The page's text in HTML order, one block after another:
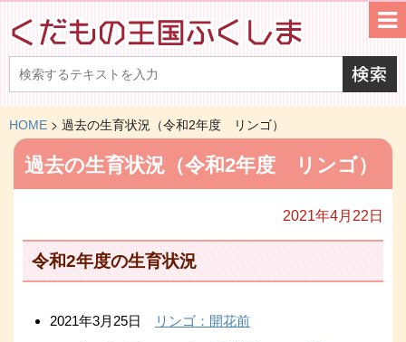
HOME > 過去の生育状況（令和2年度 リンゴ）
過去の生育状況（令和2年度 リンゴ）
2021年4月22日
令和2年度の生育状況
2021年3月25日 リンゴ：開花前